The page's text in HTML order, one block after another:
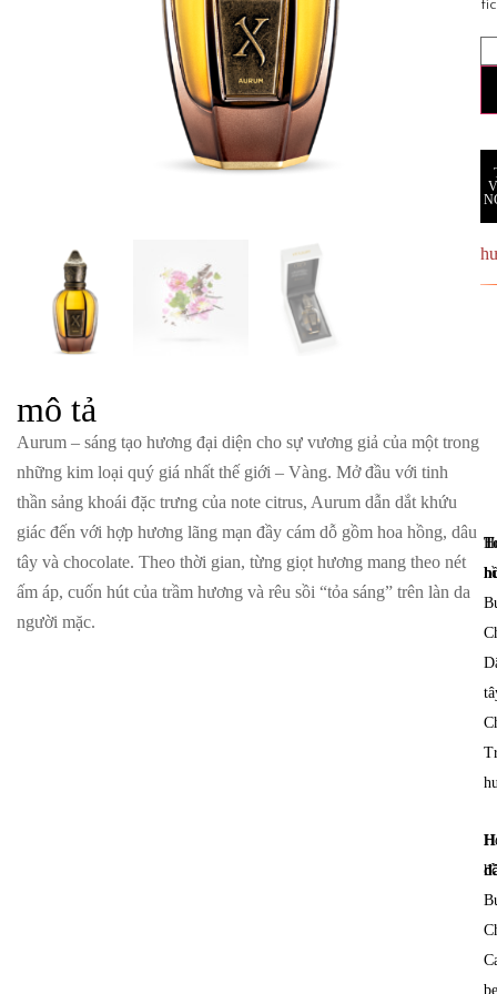
mô tả
Aurum – sáng tạo hương đại diện cho sự vương giả của một trong
những kim loại quý giá nhất thế giới – Vàng. Mở đầu với tinh
thần sảng khoái đặc trưng của note citrus, Aurum dẫn dắt khứu
giác đến với hợp hương lãng mạn đầy cám dỗ gồm hoa hồng, dâu
tây và chocolate. Theo thời gian, từng giọt hương mang theo nét
ấm áp, cuốn hút của trầm hương và rêu sồi “tỏa sáng” trên làn da
người mặc.